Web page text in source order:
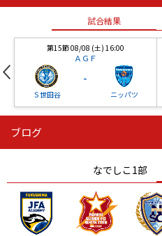
試合結果
第15節 08/08 (土) 16:00
ＡＧＦ
Ｓ世田谷
-
ニッパツ
ニッパツ
ニッパツ 名古屋
ブログ
なでしこ1部